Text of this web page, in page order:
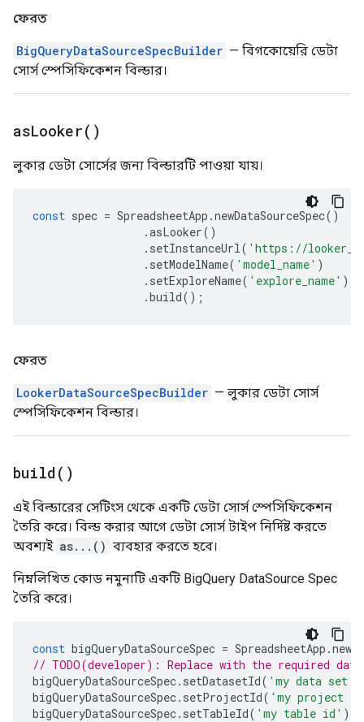
ফেরত
BigQueryDataSourceSpecBuilder — বিগকোয়েরি ডেটা
সোর্স স্পেসিফিকেশন বিল্ডার।
asLooker( )
লুকার ডেটা সোর্সের জন্য বিল্ডারটি পাওয়া যায়।
const spec = SpreadsheetApp .newDataSourceSpec()
.asLooker()
. setInstanceUrl( 'https://
. setModelName( 'model_name' )
. setExploreName( 'explore_name' )
.build();
ফেরত
LookerDataSourceSpecBuilder — লুকার ডেটা সোর্স
স্পেসিফিকেশন বিল্ডার।
build( )
এই বিল্ডারের সেটিংস থেকে একটি ডেটা সোর্স স্পেসিফিকেশন
তৈরি করে। বিল্ড করার আগে ডেটা সোর্স টাইপ নির্দিষ্ট করতে
অবশ্যই as...() ব্যবহার করতে হবে।
নিম্নলিখিত কোড নমুনাটি একটি BigQuery DataSource Spec
তৈরি করে।
const bigQueryDataSourceSpec = SpreadsheetApp .
// TODO(developer): Replace with the required
bigQueryDataSourceSpec. setDatasetId( 'my data set
bigQueryDataSourceSpec. setProjectId( 'my project
bigQueryDataSourceSpec. setTableId( 'my table id' );